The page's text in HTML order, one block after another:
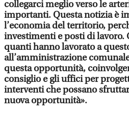
collegarci meglio verso le
importanti. Questa notizia è
l’economia del territorio,
investimenti e posti di lavoro.
quanti hanno lavorato a
all’amministrazione
questa opportunità,
consiglio e gli uffici per
interventi che possano
nuova opportunità».